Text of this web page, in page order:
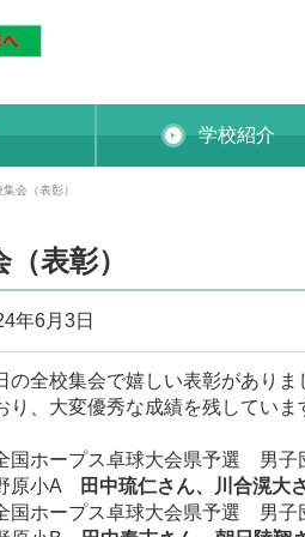
学校紹介
会（表彰）
表彰）
年6月3日
の全校集会で嬉しい表彰があり
り、大変優秀な成績を残していま
国ホープス卓球大会県予選 男子
原小A
田中琉仁さん、川合滉大
国ホープス卓球大会県予選 男子